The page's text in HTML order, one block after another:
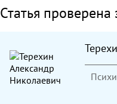
Статья проверена